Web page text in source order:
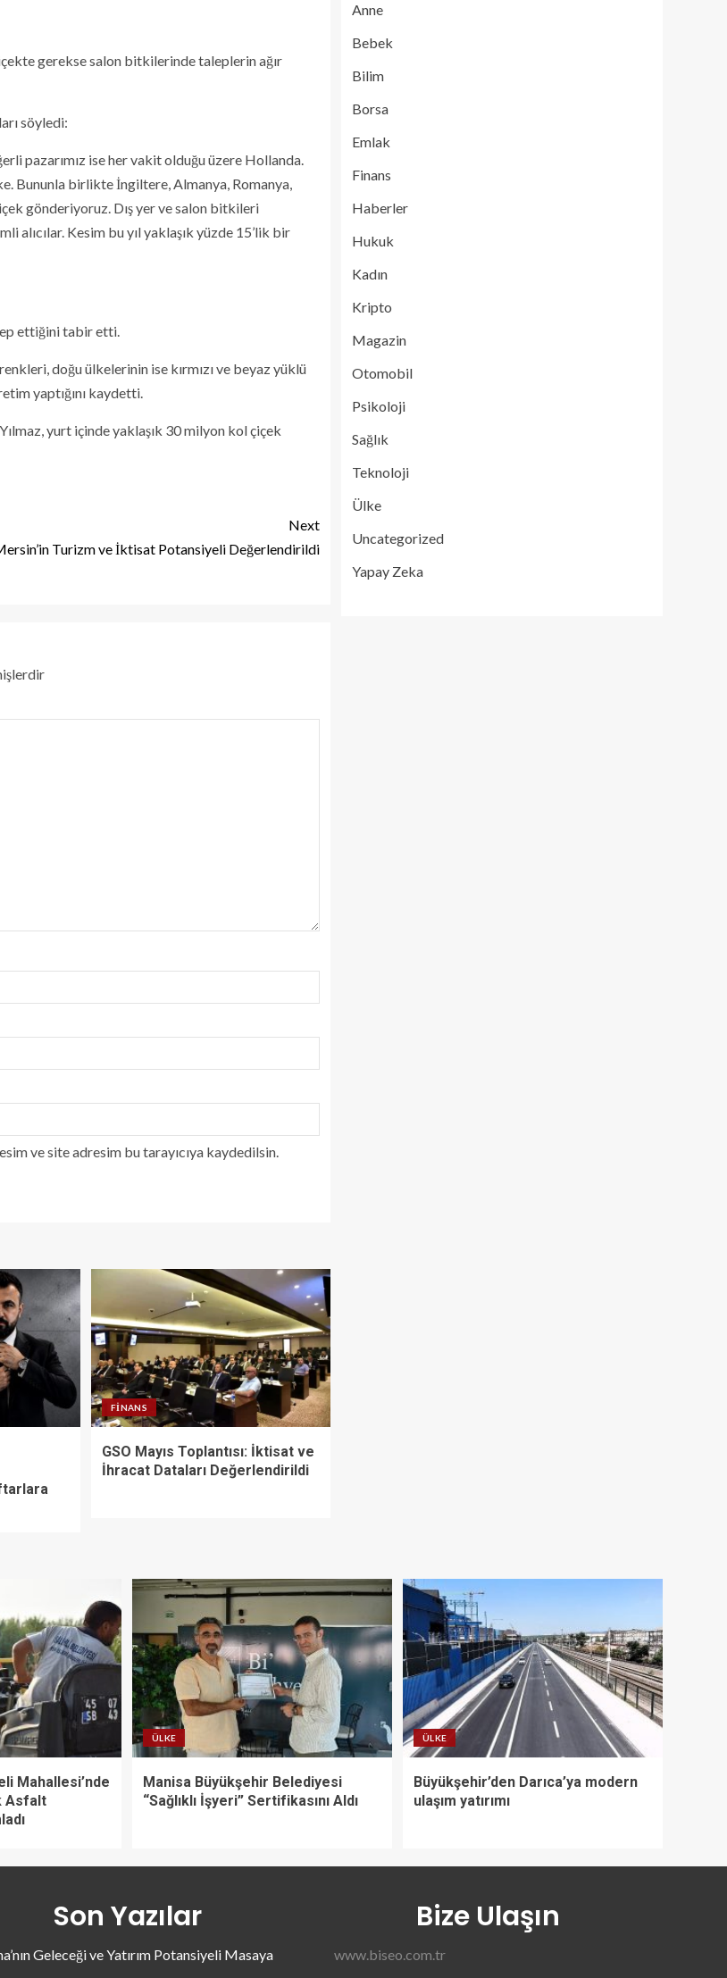
gerekse salon bitkilerinde taleplerin ağır
söyledi:
pazarımız ise her vakit olduğu üzere Hollanda.
Bununla birlikte İngiltere, Almanya, Romanya,
gönderiyoruz. Dış yer ve salon bitkileri
Kesim bu yıl yaklaşık yüzde 15’lik bir
ettiğini tabir etti.
doğu ülkelerinin ise kırmızı ve beyaz yüklü
yaptığını kaydetti.
yurt içinde yaklaşık 30 milyon kol çiçek
Next
Turizm ve İktisat Potansiyeli Değerlendirildi
ve site adresim bu tarayıcıya kaydedilsin.
FINANS
GSO Mayıs Toplantısı: İktisat ve
İhracat Dataları Değerlendirildi
Anne
Bebek
Bilim
Borsa
Emlak
Finans
Haberler
Hukuk
Kadın
Kripto
Magazin
Otomobil
Psikoloji
Sağlık
Teknoloji
Ülke
Uncategorized
Yapay Zeka
Mahallesi’nde
Asfalt
ÜLKE
Manisa Büyükşehir Belediyesi
“Sağlıklı İşyeri” Sertifikasını Aldı
ÜLKE
Büyükşehir’den Darıca’ya modern
ulaşım yatırımı
Son Yazılar
Geleceği ve Yatırım Potansiyeli Masaya
Bize Ulaşın
www.biseo.com.tr